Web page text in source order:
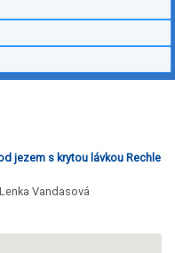
jezem s krytou lávkou Rechle
Vandasová